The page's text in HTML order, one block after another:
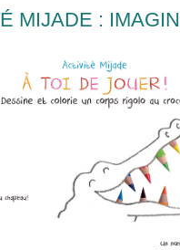
MIJADE :